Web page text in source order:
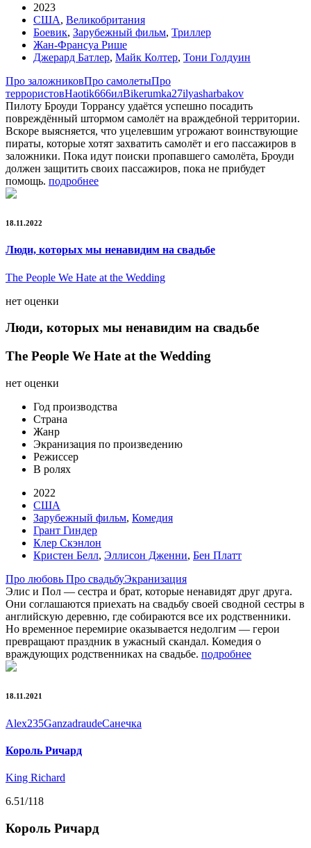
2023
США, Великобритания
Боевик, Зарубежный фильм, Триллер
Жан-Франсуа Рише
Джерард Батлер, Майк Колтер, Тони Голдуин
Про заложниковПро самолетыПро
террористовHaotik666илBikerumka27ilyasharbakov
Пилоту Броуди Торрансу удаётся успешно посадить
повреждённый штормом самолёт на враждебной территории.
Вскоре выясняется, что уцелевшим угрожают воинствующие
пираты, которые хотят захватить самолёт и его пассажиров в
заложники. Пока идут поиски пропавшего самолёта, Броуди
должен защитить своих пассажиров, пока не прибудет
помощь. подробнее
18.11.2022
Люди, которых мы ненавидим на свадьбе
The People We Hate at the Wedding
нет оценки
Люди, которых мы ненавидим на свадьбе
The People We Hate at the Wedding
нет оценки
Год производства
Страна
Жанр
Экранизация по произведению
Режиссер
В ролях
2022
США
Зарубежный фильм, Комедия
Грант Гиндер
Клер Скэнлон
Кристен Белл, Эллисон Дженни, Бен Платт
Про любовь Про свадьбуЭкранизация
Элис и Пол — сестра и брат, которые ненавидят друг друга.
Они соглашаются приехать на свадьбу своей сводной сестры в
английскую деревню, где собираются все их родственники.
Но временное перемирие оказывается недолгим — герои
превращают праздник в ужасный скандал. Комедия о
враждующих родственниках на свадьбе. подробнее
18.11.2021
Alex235GanzadraudeСанечка
Король Ричард
King Richard
6.51/118
Король Ричард